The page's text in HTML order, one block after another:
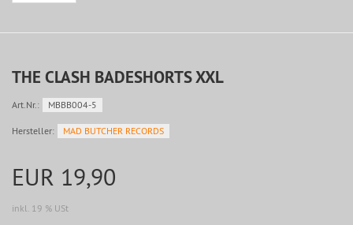
THE CLASH BADESHORTS XXL
Art.Nr.: MBBB004-5
Hersteller: MAD BUTCHER RECORDS
EUR 19,90
inkl. 19 % USt